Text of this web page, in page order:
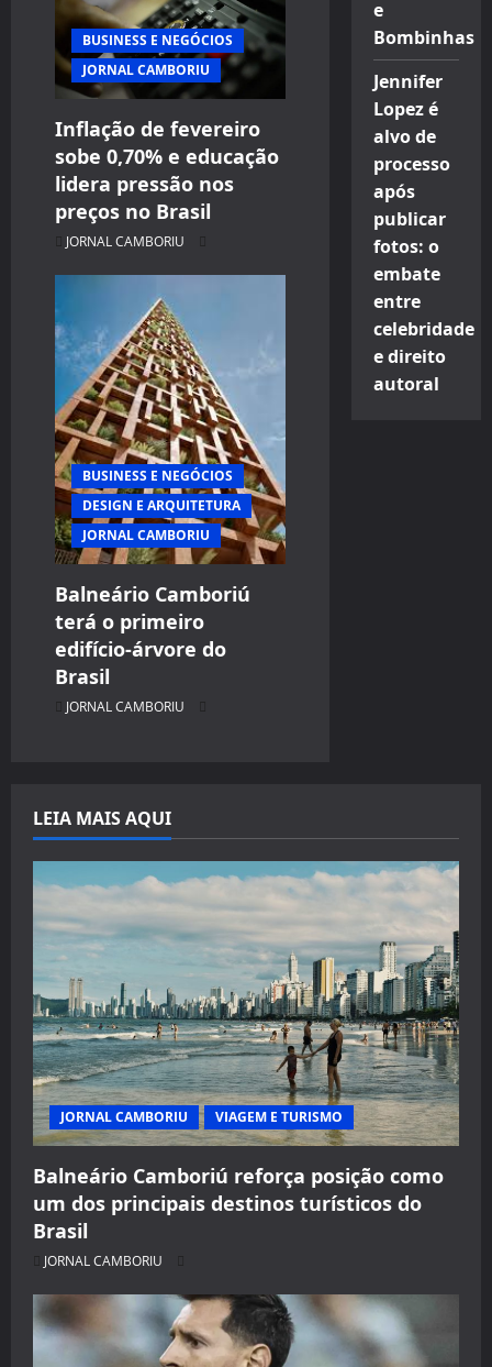
BUSINESS E NEGÓCIOS
JORNAL CAMBORIU
Inflação de fevereiro
sobe 0,70% e educação
lidera pressão nos
preços no Brasil
JORNAL CAMBORIU
BUSINESS E NEGÓCIOS
DESIGN E ARQUITETURA
JORNAL CAMBORIU
Balneário Camboriú
terá o primeiro
edifício-árvore do
Brasil
JORNAL CAMBORIU
e
Bombinhas
Jennifer
Lopez é
alvo de
processo
após
publicar
fotos: o
embate
entre
celebridade
e direito
autoral
LEIA MAIS AQUI
JORNAL CAMBORIU VIAGEM E TURISMO
Balneário Camboriú reforça posição como
um dos principais destinos turísticos do
Brasil
JORNAL CAMBORIU